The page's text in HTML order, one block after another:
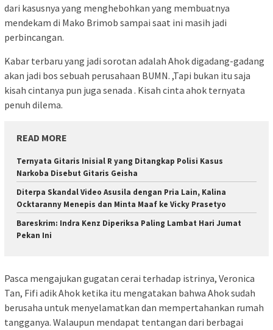
dari kasusnya yang menghebohkan yang membuatnya
mendekam di Mako Brimob sampai saat ini masih jadi
perbincangan.
Kabar terbaru yang jadi sorotan adalah Ahok digadang-gadang
akan jadi bos sebuah perusahaan BUMN. ,Tapi bukan itu saja
kisah cintanya pun juga senada . Kisah cinta ahok ternyata
penuh dilema.
READ MORE
Ternyata Gitaris Inisial R yang Ditangkap Polisi Kasus
Narkoba Disebut Gitaris Geisha
Diterpa Skandal Video Asusila dengan Pria Lain, Kalina
Ocktaranny Menepis dan Minta Maaf ke Vicky Prasetyo
Bareskrim: Indra Kenz Diperiksa Paling Lambat Hari Jumat
Pekan Ini
Pasca mengajukan gugatan cerai terhadap istrinya, Veronica
Tan, Fifi adik Ahok ketika itu mengatakan bahwa Ahok sudah
berusaha untuk menyelamatkan dan mempertahankan rumah
tangganya. Walaupun mendapat tentangan dari berbagai